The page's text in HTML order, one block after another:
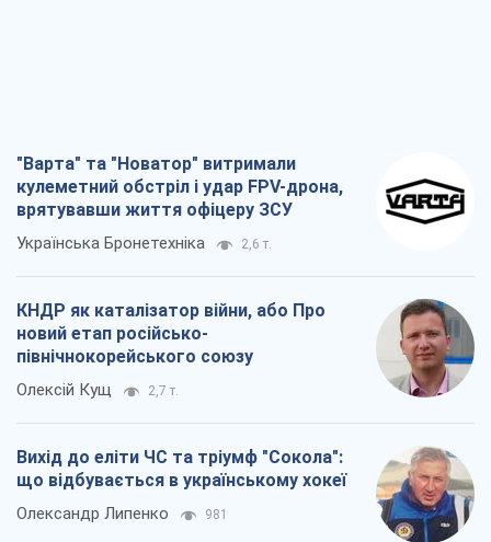
"Варта" та "Новатор" витримали
кулеметний обстріл і удар FPV-дрона,
врятувавши життя офіцеру ЗСУ
Українська Бронетехніка 2,6 т.
КНДР як каталізатор війни, або Про
новий етап російсько-
північнокорейського союзу
Олексій Кущ 2,7 т.
Вихід до еліти ЧС та тріумф "Сокола":
що відбувається в українському хокеї
Олександр Липенко 981